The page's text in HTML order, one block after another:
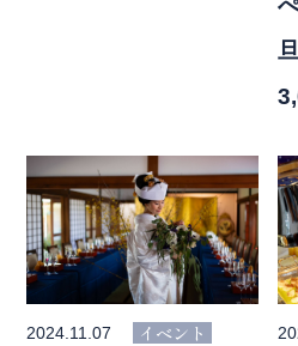
レストランのご予約
2024.11.07
イベント